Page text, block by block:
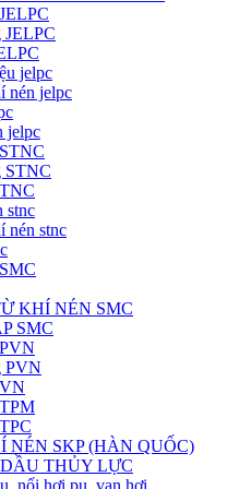
JELPC
jelpc
nén jelpc
jelpc
STNC
stnc
nén stnc
KHÍ NÉN SMC
SMC
PVN
SKP (HÀN QUỐC)
THỦY LỰC
nối hơi pu, van hơi